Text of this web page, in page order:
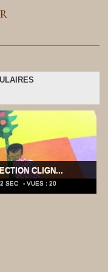
CLIGN...
SEC - VUES : 20